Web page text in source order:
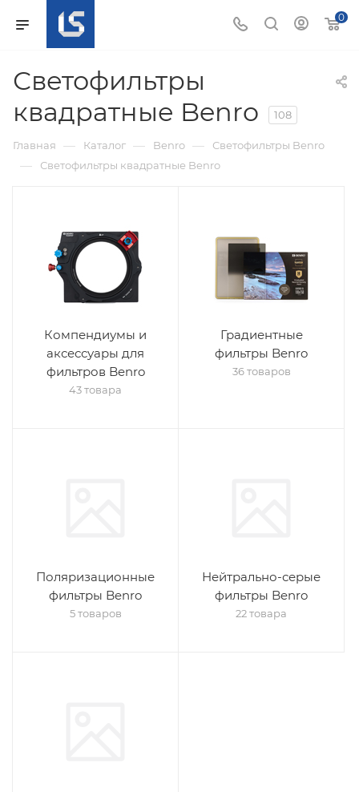
0
Светофильтры
квадратные Benro
108
Главная — Каталог — Benro — Светофильтры Benro
— Светофильтры квадратные Benro
Компендиумы и
аксессуары для
фильтров Benro
43 товара
Градиентные
фильтры Benro
36 товаров
Поляризационные
фильтры Benro
5 товаров
Нейтрально-серые
фильтры Benro
22 товара